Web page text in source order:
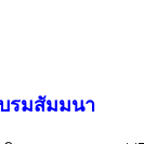
รมสัมมนา